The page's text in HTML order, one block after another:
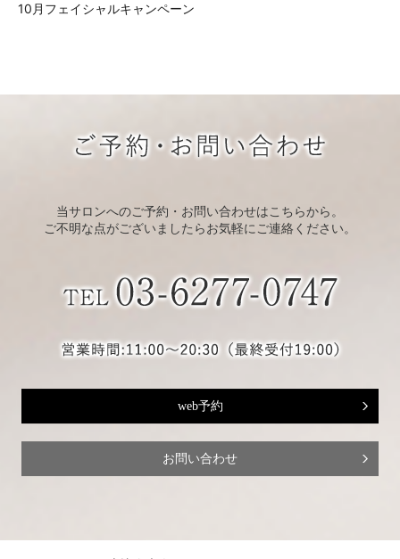
10月フェイシャルキャンペーン
当サロンへのご予約・お問い合わせはこちらから。
ご不明な点がございましたらお気軽にご連絡ください。
web予約
お問い合わせ